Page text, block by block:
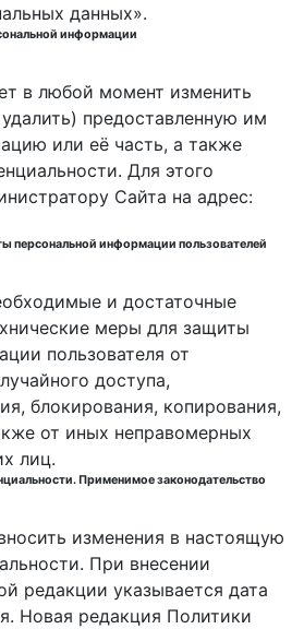
данных».
информации
в любой момент изменить
предоставленную им
или её часть, а также
Для этого
Сайта на адрес:
персональной информации пользователей
и достаточные
меры для защиты
пользователя от
доступа,
блокирования, копирования,
от иных неправомерных
лиц.
Применимое законодательство
изменения в настоящую
При внесении
редакции указывается дата
Новая редакция Политики